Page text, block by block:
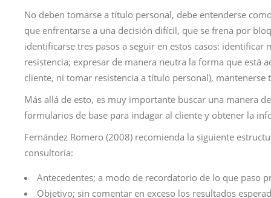
No deben tomarse a título personal, debe entenderse
que enfrentarse a una decisión difícil, que se frena por
identificarse tres pasos a seguir en estos casos:
resistencia; expresar de manera neutra la forma que está
cliente, ni tomar resistencia a título personal),
Más allá de esto, es muy importante buscar una manera
formularios de base para indagar al cliente y obtener la
Fernández Romero (2008) recomienda la siguiente
consultoría:
Antecedentes; a modo de recordatorio de lo que paso
Objetivo; sin comentar en exceso los resultados